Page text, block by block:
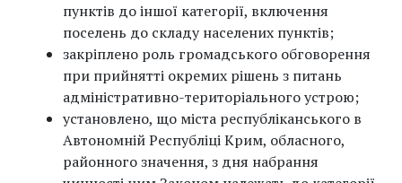
пунктів до іншої категорії, включення
поселень до складу населених пунктів;
закріплено роль громадського обговорення
при прийнятті окремих рішень з питань
адміністративно-територіального устрою;
установлено, що міста республіканського в
Автономній Республіці Крим, обласного,
районного значення, з дня набрання